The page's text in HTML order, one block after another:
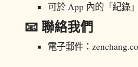
可於 App 內的「紀錄
📧 聯絡我們
電子郵件：